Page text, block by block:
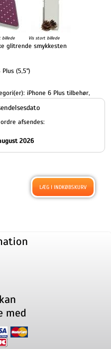
billede Vis stort billede
glitrende smykkesten
(5,5")
iPhone 6 Plus tilbehør,
afsendes:
2026
med